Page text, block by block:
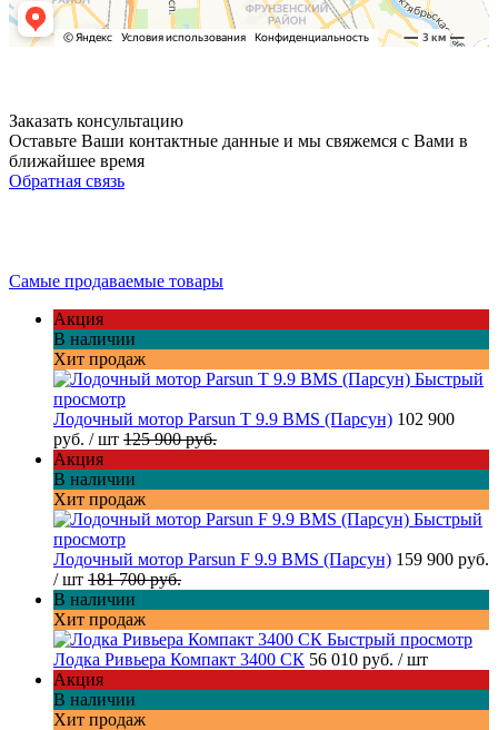
Заказать консультацию
Оставьте Ваши контактные данные и мы свяжемся с Вами в
ближайшее время
Обратная связь
Самые продаваемые товары
Акция
В наличии
Хит продаж
Быстрый
просмотр
Лодочный мотор Parsun T 9.9 BMS (Парсун) 102 900
руб. / шт 125 900 руб.
Акция
В наличии
Хит продаж
Быстрый
просмотр
Лодочный мотор Parsun F 9.9 BMS (Парсун) 159 900 руб.
/ шт 181 700 руб.
В наличии
Хит продаж
Быстрый просмотр
Лодка Ривьера Компакт 3400 СК 56 010 руб. / шт
Акция
В наличии
Хит продаж